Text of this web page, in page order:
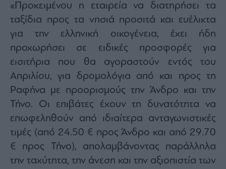
«Προκειμένου η εταιρεία να διατηρήσει τα
ταξίδια προς τα νησιά προσιτά και ευέλικτα
για την ελληνική οικογένεια, έχει ήδη
προχωρήσει σε ειδικές προσφορές για
εισιτήρια που θα αγοραστούν εντός του
Απριλίου, για δρομολόγια από και προς τη
Ραφήνα με προορισμούς την Άνδρο και την
Τήνο. Οι επιβάτες έχουν τη δυνατότητα να
επωφεληθούν από ιδιαίτερα ανταγωνιστικές
τιμές (από 24.50 € προς Άνδρο και από 29.70
€ προς Τήνο), απολαμβάνοντας παράλληλα
την ταχύτητα, την άνεση και την αξιοπιστία των